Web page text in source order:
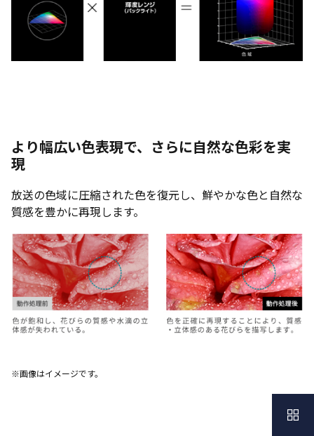
より幅広い色表現で、さらに自然な色彩を実
現
放送の色域に圧縮された色を復元し、鮮やかな色と自然な
質感を豊かに再現します。
※画像はイメージです。